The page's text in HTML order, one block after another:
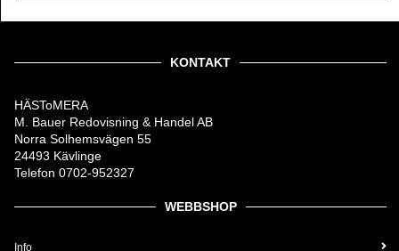
KONTAKT
HÄSToMERA
M. Bauer Redovisning & Handel AB
Norra Solhemsvägen 55
24493 Kävlinge
Telefon 0702-952327
WEBBSHOP
Info